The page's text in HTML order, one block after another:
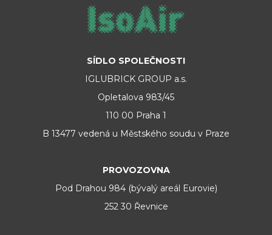
SÍDLO SPOLEČNOSTI
IGLUBRICK GROUP a.s.
Opletalova 983/45
110 00 Praha 1
B 13477 vedená u Městského soudu v Praze
PROVOZOVNA
Pod Drahou 984 (bývalý areál Eurovie)
252 30 Řevnice